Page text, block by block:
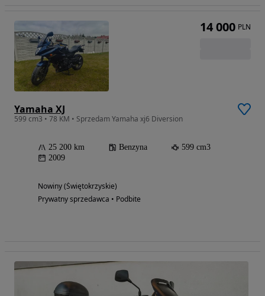
Yamaha XJ
599 cm3 • 78 KM • Sprzedam Yamaha xj6 Diversion
25 200 km Benzyna
599 cm3
2009
Nowiny (Świętokrzyskie)
Prywatny sprzedawca • Podbite
14 000 PLN